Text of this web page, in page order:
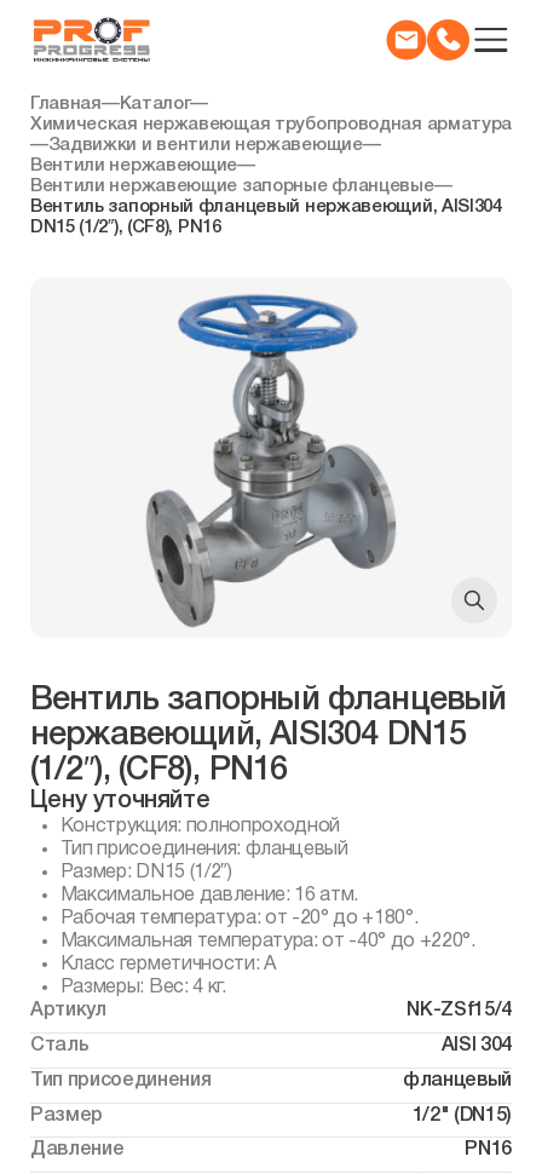
Главная—Каталог—
Химическая нержавеющая трубопроводная арматура
—Задвижки и вентили нержавеющие—
Вентили нержавеющие—
Вентили нержавеющие запорные фланцевые—
Вентиль запорный фланцевый нержавеющий, AISI304
DN15 (1/2″), (CF8), PN16
Вентиль запорный фланцевый
нержавеющий, AISI304 DN15
(1/2″), (CF8), PN16
Цену уточняйте
Конструкция: полнопроходной
Тип присоединения: фланцевый
Размер: DN15 (1/2″)
Максимальное давление: 16 атм.
Рабочая температура: от -20° до +180°.
Максимальная температура: от -40° до +220°.
Класс герметичности: А
Размеры: Вес: 4 кг.
Артикул
NK-ZSf15/4
Сталь
AISI 304
Тип присоединения
фланцевый
Размер
1/2" (DN15)
Давление
PN16